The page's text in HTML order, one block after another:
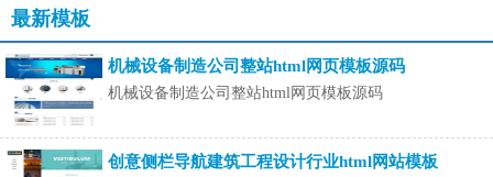
最新模板
机械设备制造公司整站html网页模板源码
机械设备制造公司整站html网页模板源码
创意侧栏导航建筑工程设计行业html网站模板